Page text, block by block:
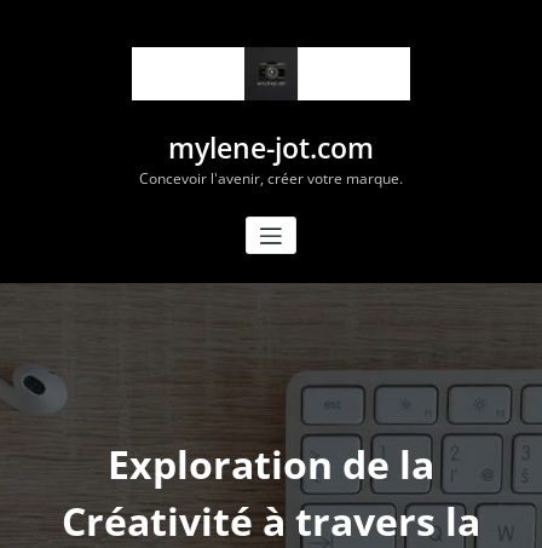
mylene-jot.com
Concevoir l'avenir, créer votre marque.
Exploration de la
Créativité à travers la